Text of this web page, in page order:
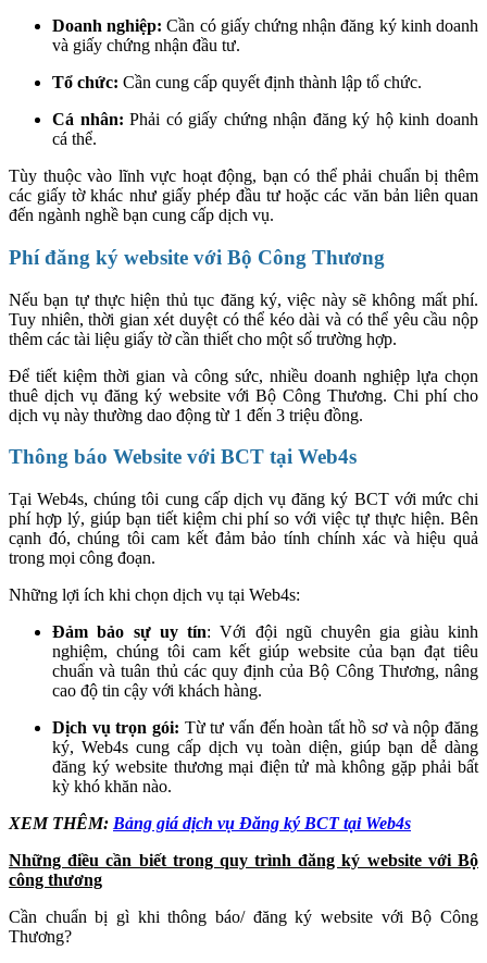
Doanh nghiệp: Cần có giấy chứng nhận đăng ký kinh doanh
và giấy chứng nhận đầu tư.
Tổ chức: Cần cung cấp quyết định thành lập tổ chức.
Cá nhân: Phải có giấy chứng nhận đăng ký hộ kinh doanh
cá thể.
Tùy thuộc vào lĩnh vực hoạt động, bạn có thể phải chuẩn bị thêm
các giấy tờ khác như giấy phép đầu tư hoặc các văn bản liên quan
đến ngành nghề bạn cung cấp dịch vụ.
Phí đăng ký website với Bộ Công Thương
Nếu bạn tự thực hiện thủ tục đăng ký, việc này sẽ không mất phí.
Tuy nhiên, thời gian xét duyệt có thể kéo dài và có thể yêu cầu nộp
thêm các tài liệu giấy tờ cần thiết cho một số trường hợp.
Để tiết kiệm thời gian và công sức, nhiều doanh nghiệp lựa chọn
thuê dịch vụ đăng ký website với Bộ Công Thương. Chi phí cho
dịch vụ này thường dao động từ 1 đến 3 triệu đồng.
Thông báo Website với BCT tại Web4s
Tại Web4s, chúng tôi cung cấp dịch vụ đăng ký BCT với mức chi
phí hợp lý, giúp bạn tiết kiệm chi phí so với việc tự thực hiện. Bên
cạnh đó, chúng tôi cam kết đảm bảo tính chính xác và hiệu quả
trong mọi công đoạn.
Những lợi ích khi chọn dịch vụ tại Web4s:
Đảm bảo sự uy tín: Với đội ngũ chuyên gia giàu kinh
nghiệm, chúng tôi cam kết giúp website của bạn đạt tiêu
chuẩn và tuân thủ các quy định của Bộ Công Thương, nâng
cao độ tin cậy với khách hàng.
Dịch vụ trọn gói: Từ tư vấn đến hoàn tất hồ sơ và nộp đăng
ký, Web4s cung cấp dịch vụ toàn diện, giúp bạn dễ dàng
đăng ký website thương mại điện tử mà không gặp phải bất
kỳ khó khăn nào.
XEM THÊM: Bảng giá dịch vụ Đăng ký BCT tại Web4s
Những điều cần biết trong quy trình đăng ký website với Bộ
công thương
Cần chuẩn bị gì khi thông báo/ đăng ký website với Bộ Công
Thương?